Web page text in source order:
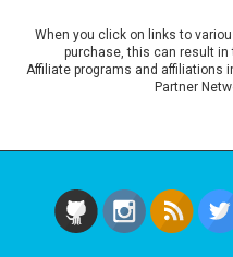
When you click on links to
purchase, this can result
Affiliate programs and affiliations
Partner